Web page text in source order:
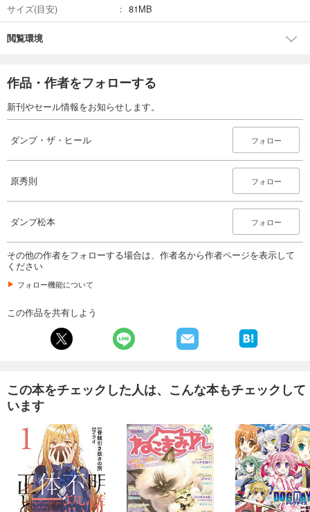
サイズ(目安)
81MB
閲覧環境
作品・作者をフォローする
新刊やセール情報をお知らせします。
ダンプ・ザ・ヒール フォロー
原秀則 フォロー
ダンプ松本 フォロー
その他の作者をフォローする場合は、作者名から作者ページを表示して
ください
フォロー機能について
この作品を共有しよう
この本をチェックした人は、こんな本もチェックして
います